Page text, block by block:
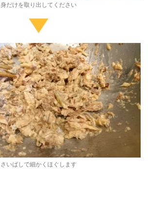
身だけを取り出してください
さいばしで細かくほぐします